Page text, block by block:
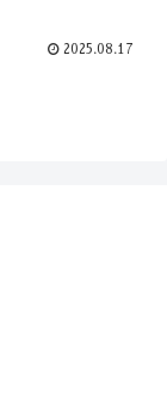
2025.08.17